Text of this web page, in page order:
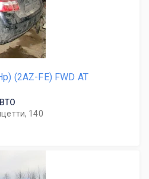
(2AZ-FE) FWD AT
140